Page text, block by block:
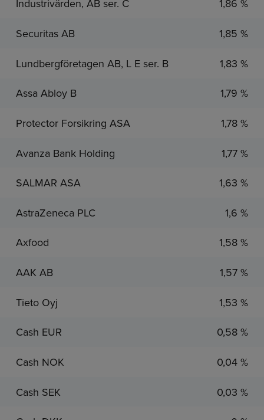
Industrivärden, AB ser. C 1,86 %
Securitas AB 1,85 %
Lundbergföretagen AB, L E ser. B 1,83 %
Assa Abloy B 1,79 %
Protector Forsikring ASA 1,78 %
Avanza Bank Holding 1,77 %
SALMAR ASA 1,63 %
AstraZeneca PLC 1,6 %
Axfood 1,58 %
AAK AB 1,57 %
Tieto Oyj 1,53 %
Cash EUR 0,58 %
Cash NOK 0,04 %
Cash SEK 0,03 %